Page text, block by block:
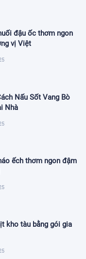
đậu ốc thơm ngon
vị Việt
Nấu Sốt Vang Bò
Nhà
ếch thơm ngon đậm
kho tàu bằng gói gia